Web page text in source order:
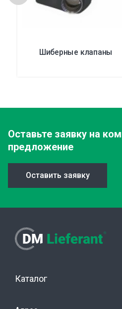
Шиберные клапаны
Оставьте заявку на
предложение
Оставить заявку
Каталог